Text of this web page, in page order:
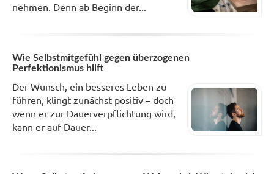
nehmen. Denn ab Beginn der...
Wie Selbstmitgefühl gegen überzogenen
Perfektionismus hilft
Der Wunsch, ein besseres Leben zu
führen, klingt zunächst positiv – doch
wenn er zur Dauerverpflichtung wird,
kann er auf Dauer...